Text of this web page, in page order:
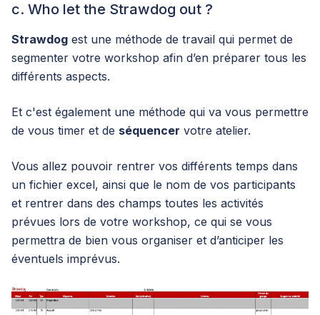
c. Who let the Strawdog out ?
Strawdog est une méthode de travail qui permet de
segmenter votre workshop afin d’en préparer tous les
différents aspects.
Et c'est également une méthode qui va vous permettre
de vous timer et de séquencer votre atelier.
Vous allez pouvoir rentrer vos différents temps dans
un fichier excel, ainsi que le nom de vos participants
et rentrer dans des champs toutes les activités
prévues lors de votre workshop, ce qui se vous
permettra de bien vous organiser et d’anticiper les
éventuels imprévus.